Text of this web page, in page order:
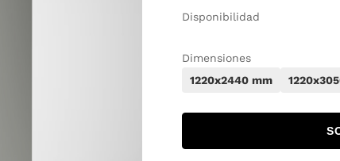
Disponibilidad
Dimensiones
1220x2440 mm